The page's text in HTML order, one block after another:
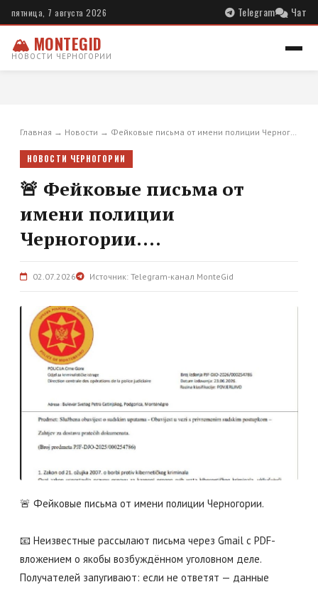
пятница, 7 августа 2026 Telegram Чат
🏔 MONTEGID
НОВОСТИ ЧЕРНОГОРИИ
Главная → Новости → Фейковые письма от имени полиции Черног…
НОВОСТИ ЧЕРНОГОРИИ
🚨 Фейковые письма от
имени полиции
Черногории....
02.07.2026 Источник: Telegram-канал MonteGid
🚨 Фейковые письма от имени полиции Черногории.
📧 Неизвестные рассылают письма через Gmail с PDF-
вложением о якобы возбуждённом уголовном деле.
Получателей запугивают: если не ответят — данные